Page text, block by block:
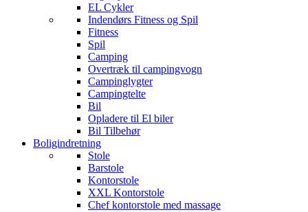
EL Cykler
Indendørs Fitness og Spil
Fitness
Spil
Camping
Overtræk til campingvogn
Campinglygter
Campingtelte
Bil
Opladere til El biler
Bil Tilbehør
Boligindretning
Stole
Barstole
Kontorstole
XXL Kontorstole
Chef kontorstole med massage